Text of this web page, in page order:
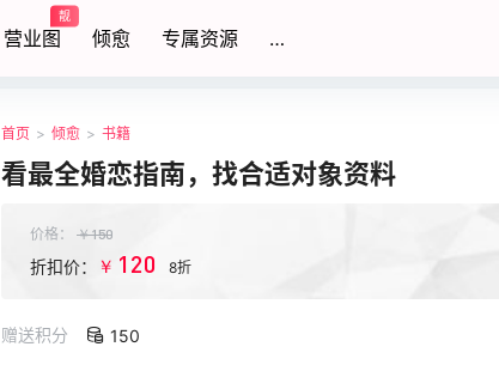
营业图
靓
倾愈 专属资源 …
首页 > 倾愈 > 书籍
看最全婚恋指南，找合适对象资料
价格： ￥150
折扣价： ￥ 120 8折
赠送积分 150